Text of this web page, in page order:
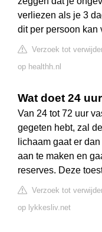
verliezen als je 3
dit per persoon kan
Verzoek tot
op healthh.nl
Wat doet 24
Van 24 tot 72 uur
gegeten hebt, zal
lichaam gaat er
aan te maken en
reserves. Deze
Verzoek tot
op lykkesliv.net